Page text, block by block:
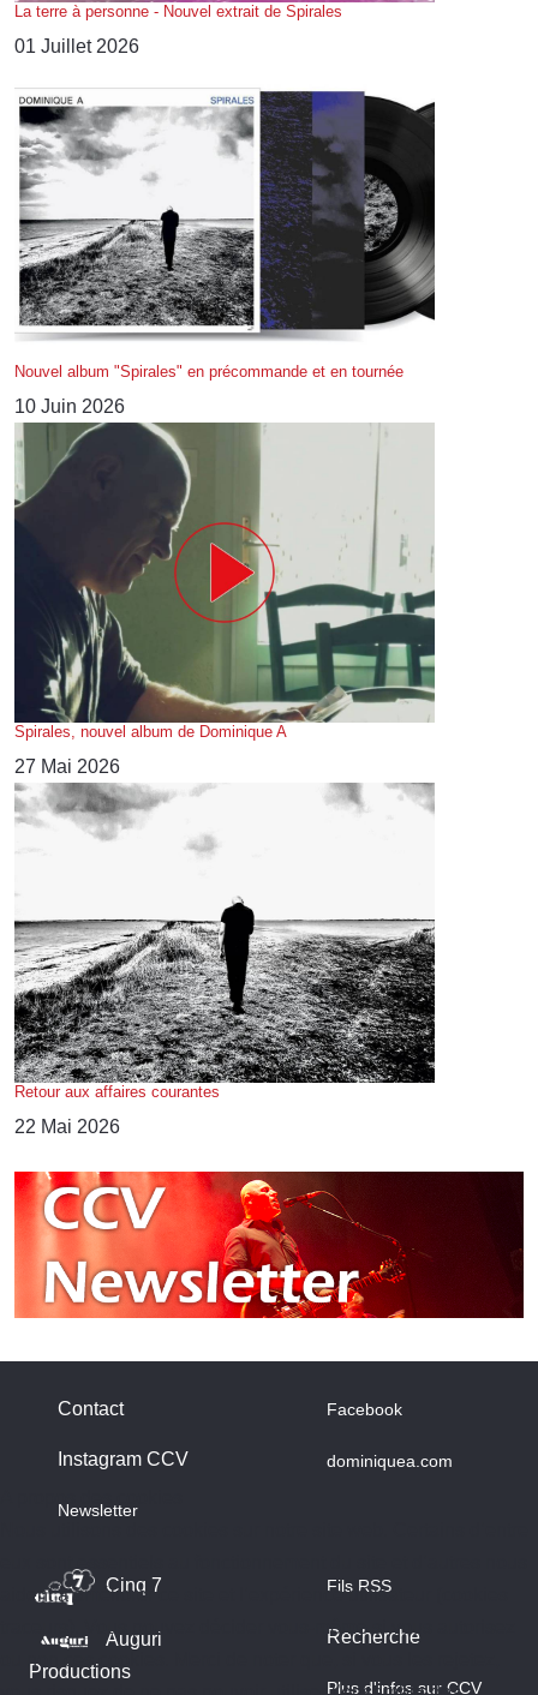
La terre à personne - Nouvel extrait de Spirales
01 Juillet 2026
Nouvel album "Spirales" en précommande et en tournée
10 Juin 2026
Spirales, nouvel album de Dominique A
27 Mai 2026
Retour aux affaires courantes
22 Mai 2026
Contact
Instagram CCV
Newsletter
Facebook
dominiquea.com
Cinq 7
Auguri
Productions
Fils RSS
Recherche
Plus d'infos sur CCV
aident à améliorer ce site et l’expérience utilisateur (cookies
traceurs). Vous pouvez décider vous-même si vous autorisez
ou non ces cookies. Merci de noter que, si vous les rejetez,